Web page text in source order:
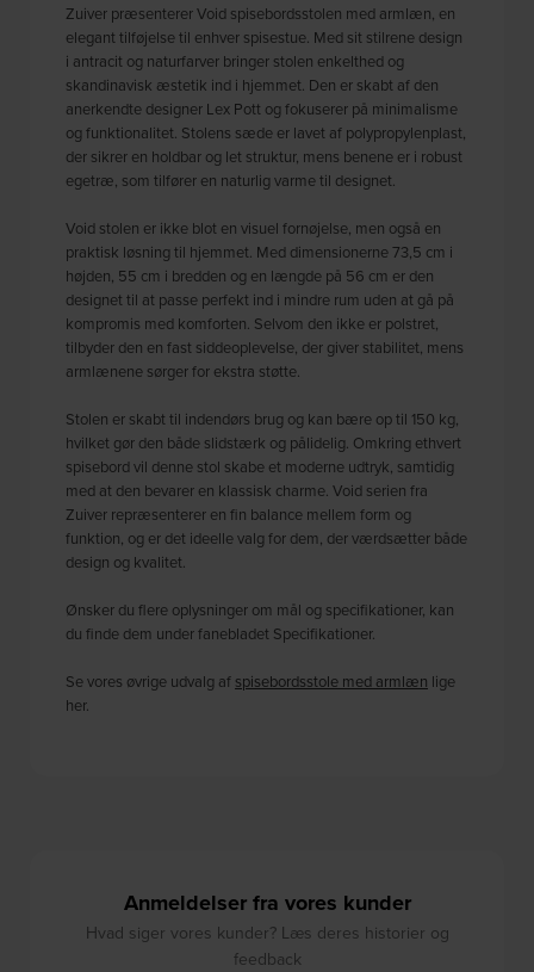
Zuiver præsenterer Void spisebordsstolen med armlæn, en
elegant tilføjelse til enhver spisestue. Med sit stilrene design
i antracit og naturfarver bringer stolen enkelthed og
skandinavisk æstetik ind i hjemmet. Den er skabt af den
anerkendte designer Lex Pott og fokuserer på minimalisme
og funktionalitet. Stolens sæde er lavet af polypropylenplast,
der sikrer en holdbar og let struktur, mens benene er i robust
egetræ, som tilfører en naturlig varme til designet.
Void stolen er ikke blot en visuel fornøjelse, men også en
praktisk løsning til hjemmet. Med dimensionerne 73,5 cm i
højden, 55 cm i bredden og en længde på 56 cm er den
designet til at passe perfekt ind i mindre rum uden at gå på
kompromis med komforten. Selvom den ikke er polstret,
tilbyder den en fast siddeoplevelse, der giver stabilitet, mens
armlænene sørger for ekstra støtte.
Stolen er skabt til indendørs brug og kan bære op til 150 kg,
hvilket gør den både slidstærk og pålidelig. Omkring ethvert
spisebord vil denne stol skabe et moderne udtryk, samtidig
med at den bevarer en klassisk charme. Void serien fra
Zuiver repræsenterer en fin balance mellem form og
funktion, og er det ideelle valg for dem, der værdsætter både
design og kvalitet.
Ønsker du flere oplysninger om mål og specifikationer, kan
du finde dem under fanebladet Specifikationer.
Se vores øvrige udvalg af spisebordsstole med armlæn lige
her.
Anmeldelser fra vores kunder
Hvad siger vores kunder? Læs deres historier og
feedback